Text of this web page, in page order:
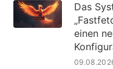
Das
einen